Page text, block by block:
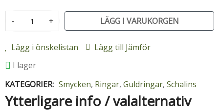
- + LÄGG I VARUKORGEN
Lägg i önskelistan
Lägg till Jämför
I lager
KATEGORIER: Smycken, Ringar, Guldringar, Schalins
Ytterligare info / valalternativ